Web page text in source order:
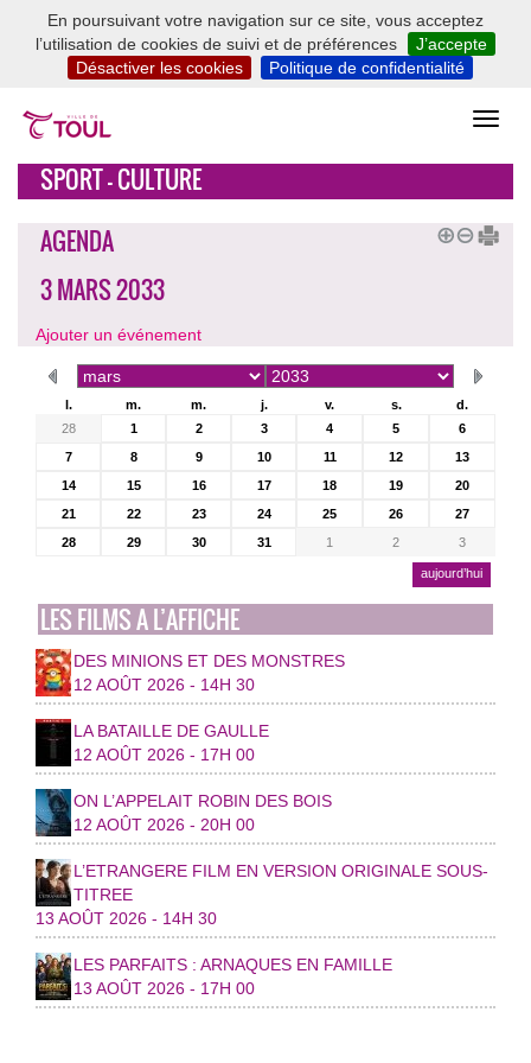
En poursuivant votre navigation sur ce site, vous acceptez
l’utilisation de cookies de suivi et de préférences
J’accepte
Désactiver les cookies
Politique de confidentialité
SPORT - CULTURE
AGENDA
3 MARS 2033
Ajouter un événement
l. m. m. j. v. s.
d.
28
1 2 3 4 5
6
7
8 9 10 11 12
13
14
15 16 17 18 19
20
21
22 23 24 25 26
27
28
29 30 31 1 2 3
aujourd’hui
LES FILMS A L’AFFICHE
DES MINIONS ET DES MONSTRES
12 AOÛT 2026 - 14H 30
LA BATAILLE DE GAULLE
12 AOÛT 2026 - 17H 00
ON L’APPELAIT ROBIN DES BOIS
12 AOÛT 2026 - 20H 00
L’ETRANGERE FILM EN VERSION ORIGINALE SOUS-
TITREE
13 AOÛT 2026 - 14H 30
LES PARFAITS : ARNAQUES EN FAMILLE
13 AOÛT 2026 - 17H 00